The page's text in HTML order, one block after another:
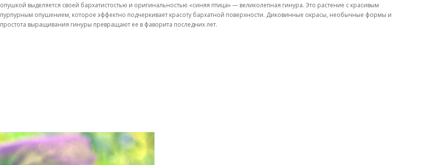
опушкой выделяется своей бархатистостью и оригинальностью «синяя птица» — великолепная гинура. Это растение с красивым
пурпурным опушением, которое эффектно подчеркивает красоту бархатной поверхности. Диковинные окрасы, необычные формы и
простота выращивания гинуры превращают ее в фаворита последних лет.